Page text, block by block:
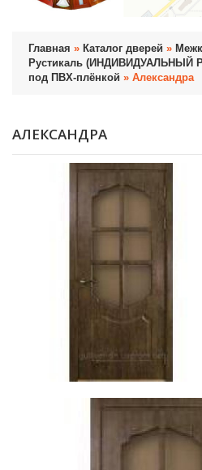
Главная » Каталог дверей »
Рустикаль (ИНДИВИДУАЛЬНЫЙ
под ПВХ-плёнкой » Александра
АЛЕКСАНДРА